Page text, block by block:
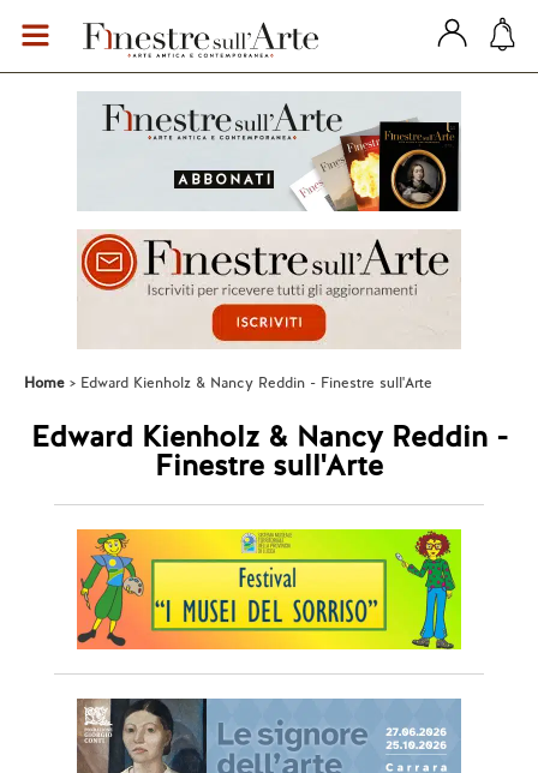
Home Edward Kienholz & Nancy Reddin - Finestre sull'Arte
Edward Kienholz & Nancy Reddin -
Finestre sull'Arte